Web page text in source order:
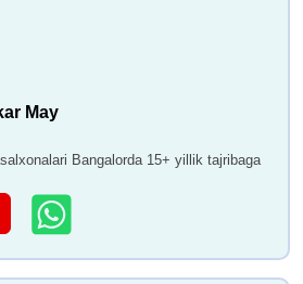
May
Bangalorda 15+ yillik tajribaga